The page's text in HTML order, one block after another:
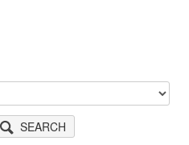
SEARCH